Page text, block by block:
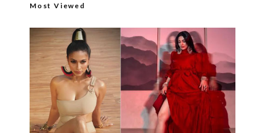
Most Viewed